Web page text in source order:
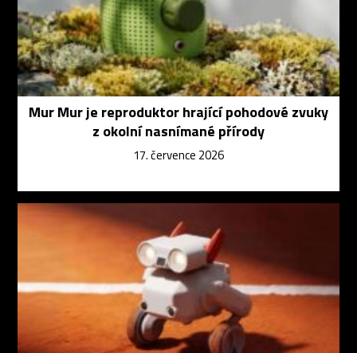
Mur Mur je reproduktor hrající pohodové zvuky
z okolní nasnímané přírody
17. července 2026